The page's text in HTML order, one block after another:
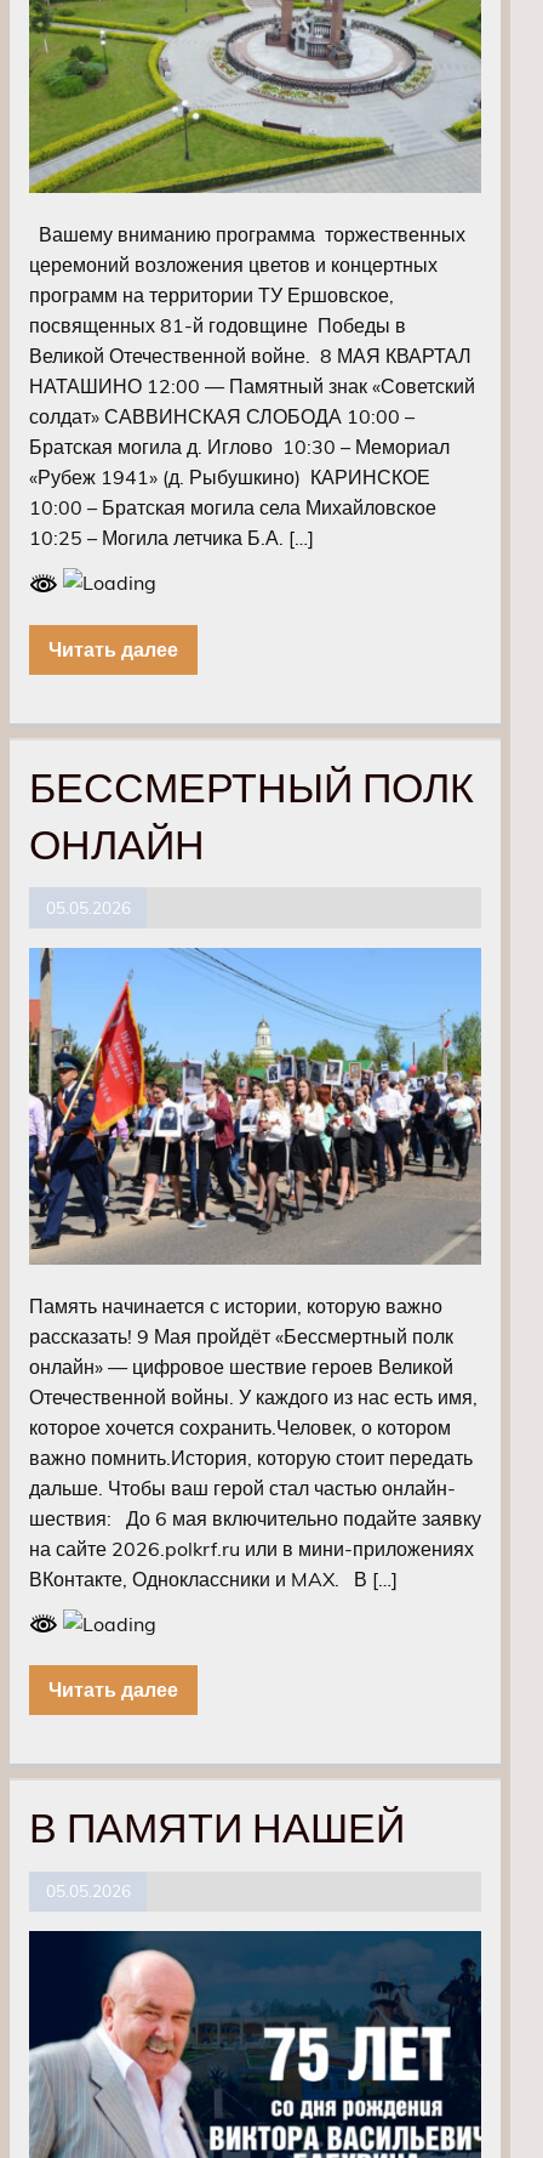
Вашему вниманию программа торжественных
церемоний возложения цветов и концертных
программ на территории ТУ Ершовское,
посвященных 81-й годовщине Победы в
Великой Отечественной войне. 8 МАЯ КВАРТАЛ
НАТАШИНО 12:00 — Памятный знак «Советский
солдат» САВВИНСКАЯ СЛОБОДА 10:00 –
Братская могила д. Иглово 10:30 – Мемориал
«Рубеж 1941» (д. Рыбушкино) КАРИНСКОЕ
10:00 – Братская могила села Михайловское
10:25 – Могила летчика Б.А. […]
Читать далее
БЕССМЕРТНЫЙ ПОЛК
ОНЛАЙН
05.05.2026
Память начинается с истории, которую важно
рассказать! 9 Мая пройдёт «Бессмертный полк
онлайн» — цифровое шествие героев Великой
Отечественной войны. У каждого из нас есть имя,
которое хочется сохранить.Человек, о котором
важно помнить.История, которую стоит передать
дальше. Чтобы ваш герой стал частью онлайн-
шествия: До 6 мая включительно подайте заявку
на сайте 2026.polkrf.ru или в мини-приложениях
ВКонтакте, Одноклассники и MAX. В […]
Читать далее
В ПАМЯТИ НАШЕЙ
05.05.2026